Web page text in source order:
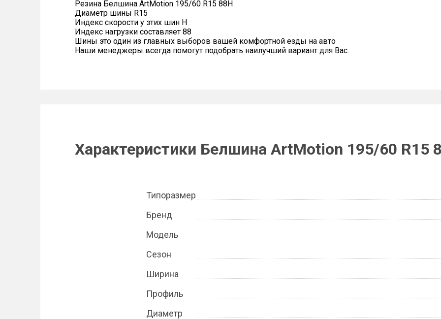
Резина Белшина ArtMotion 195/60 R15 88H
Диаметр шины R15
Индекс скорости у этих шин H
Индекс нагрузки составляет 88
Шины это один из главных выборов вашей комфортной езды на авто
Наши менеджеры всегда помогут подобрать наилучший вариант для Вас.
Характеристики Белшина ArtMotion 195/60 R15
Типоразмер
Бренд
Модель
Сезон
Ширина
Профиль
Диаметр